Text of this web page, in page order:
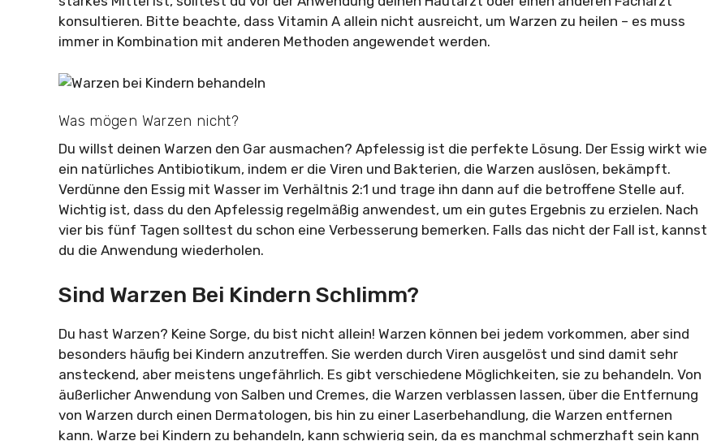
konsultieren. Bitte beachte, dass Vitamin A allein nicht ausreicht, um Warzen zu heilen – es muss
immer in Kombination mit anderen Methoden angewendet werden.
Was mögen Warzen nicht?
Du willst deinen Warzen den Gar ausmachen? Apfelessig ist die perfekte Lösung. Der Essig wirkt wie
ein natürliches Antibiotikum, indem er die Viren und Bakterien, die Warzen auslösen, bekämpft.
Verdünne den Essig mit Wasser im Verhältnis 2:1 und trage ihn dann auf die betroffene Stelle auf.
Wichtig ist, dass du den Apfelessig regelmäßig anwendest, um ein gutes Ergebnis zu erzielen. Nach
vier bis fünf Tagen solltest du schon eine Verbesserung bemerken. Falls das nicht der Fall ist, kannst
du die Anwendung wiederholen.
Sind Warzen Bei Kindern Schlimm?
Du hast Warzen? Keine Sorge, du bist nicht allein! Warzen können bei jedem vorkommen, aber sind
besonders häufig bei Kindern anzutreffen. Sie werden durch Viren ausgelöst und sind damit sehr
ansteckend, aber meistens ungefährlich. Es gibt verschiedene Möglichkeiten, sie zu behandeln. Von
äußerlicher Anwendung von Salben und Cremes, die Warzen verblassen lassen, über die Entfernung
von Warzen durch einen Dermatologen, bis hin zu einer Laserbehandlung, die Warzen entfernen
kann. Warze bei Kindern zu behandeln, kann schwierig sein, da es manchmal schmerzhaft sein kann